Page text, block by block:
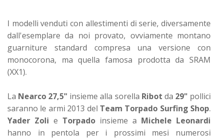
I modelli venduti con allestimenti di serie, diversamente
dall'esemplare da noi provato, ovviamente montano
guarniture standard compresa una versione con
monocorona, ma quella famosa prodotta da SRAM
(XX1).
La Nearco 27,5" insieme alla sorella Ribot da 29" pollici
saranno le armi 2013 del Team Torpado Surfing Shop.
Yader Zoli e Torpado insieme a Michele Leonardi
hanno in pentola per i prossimi mesi numerosi